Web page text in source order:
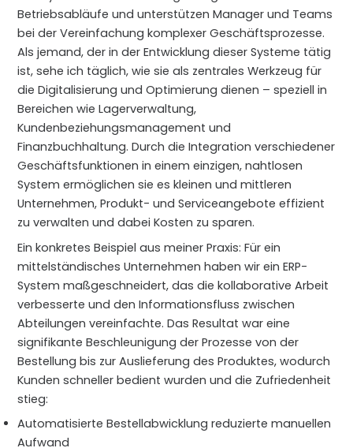
Betriebsabläufe und unterstützen Manager und Teams
bei der Vereinfachung komplexer Geschäftsprozesse.
Als jemand, der in der Entwicklung dieser Systeme tätig
ist, sehe ich täglich, wie sie als zentrales Werkzeug für
die Digitalisierung und Optimierung dienen – speziell in
Bereichen wie Lagerverwaltung,
Kundenbeziehungsmanagement und
Finanzbuchhaltung. Durch die Integration verschiedener
Geschäftsfunktionen in einem einzigen, nahtlosen
System ermöglichen sie es kleinen und mittleren
Unternehmen, Produkt- und Serviceangebote effizient
zu verwalten und dabei Kosten zu sparen.
Ein konkretes Beispiel aus meiner Praxis: Für ein
mittelständisches Unternehmen haben wir ein ERP-
System maßgeschneidert, das die kollaborative Arbeit
verbesserte und den Informationsfluss zwischen
Abteilungen vereinfachte. Das Resultat war eine
signifikante Beschleunigung der Prozesse von der
Bestellung bis zur Auslieferung des Produktes, wodurch
Kunden schneller bedient wurden und die Zufriedenheit
stieg:
Automatisierte Bestellabwicklung reduzierte manuellen
Aufwand